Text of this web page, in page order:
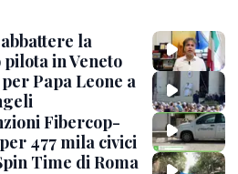
la
in Veneto
Papa Leone a
Fibercop-
477 mila civici
Time di Roma